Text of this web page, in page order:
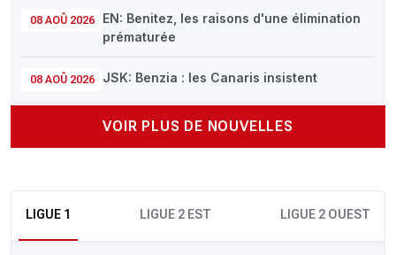
08 AOÛ 2026
EN: Benitez, les raisons d'une élimination
prématurée
08 AOÛ 2026 JSK: Benzia : les Canaris insistent
VOIR PLUS DE NOUVELLES
LIGUE 1 LIGUE 2 EST LIGUE 2 OUEST